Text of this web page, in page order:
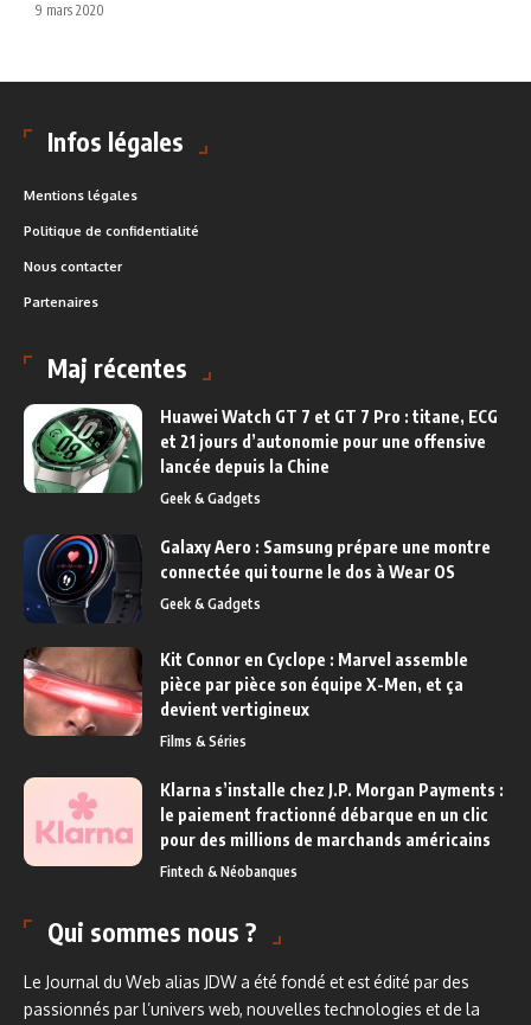
9 mars 2020
Infos légales
Mentions légales
Politique de confidentialité
Nous contacter
Partenaires
Maj récentes
Huawei Watch GT 7 et GT 7 Pro : titane, ECG
et 21 jours d’autonomie pour une offensive
lancée depuis la Chine
Geek & Gadgets
Galaxy Aero : Samsung prépare une montre
connectée qui tourne le dos à Wear OS
Geek & Gadgets
Kit Connor en Cyclope : Marvel assemble
pièce par pièce son équipe X-Men, et ça
devient vertigineux
Films & Séries
Klarna s’installe chez J.P. Morgan Payments :
le paiement fractionné débarque en un clic
pour des millions de marchands américains
Fintech & Néobanques
Qui sommes nous ?
Le Journal du Web alias JDW a été fondé et est édité par des
passionnés par l’univers web, nouvelles technologies et de la